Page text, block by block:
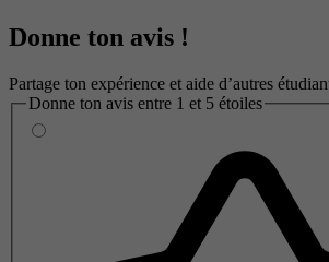
Donne ton avis !
Partage ton expérience et aide d’autres
Donne ton avis entre 1 et 5 étoiles